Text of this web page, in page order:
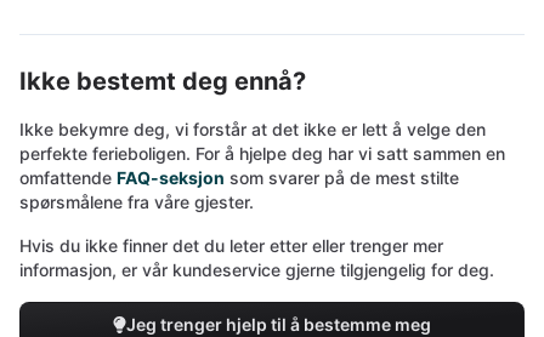
Ikke bestemt deg ennå?
Ikke bekymre deg, vi forstår at det ikke er lett å velge den
perfekte ferieboligen. For å hjelpe deg har vi satt sammen en
omfattende FAQ-seksjon som svarer på de mest stilte
spørsmålene fra våre gjester.
Hvis du ikke finner det du leter etter eller trenger mer
informasjon, er vår kundeservice gjerne tilgjengelig for deg.
Jeg trenger hjelp til å bestemme meg